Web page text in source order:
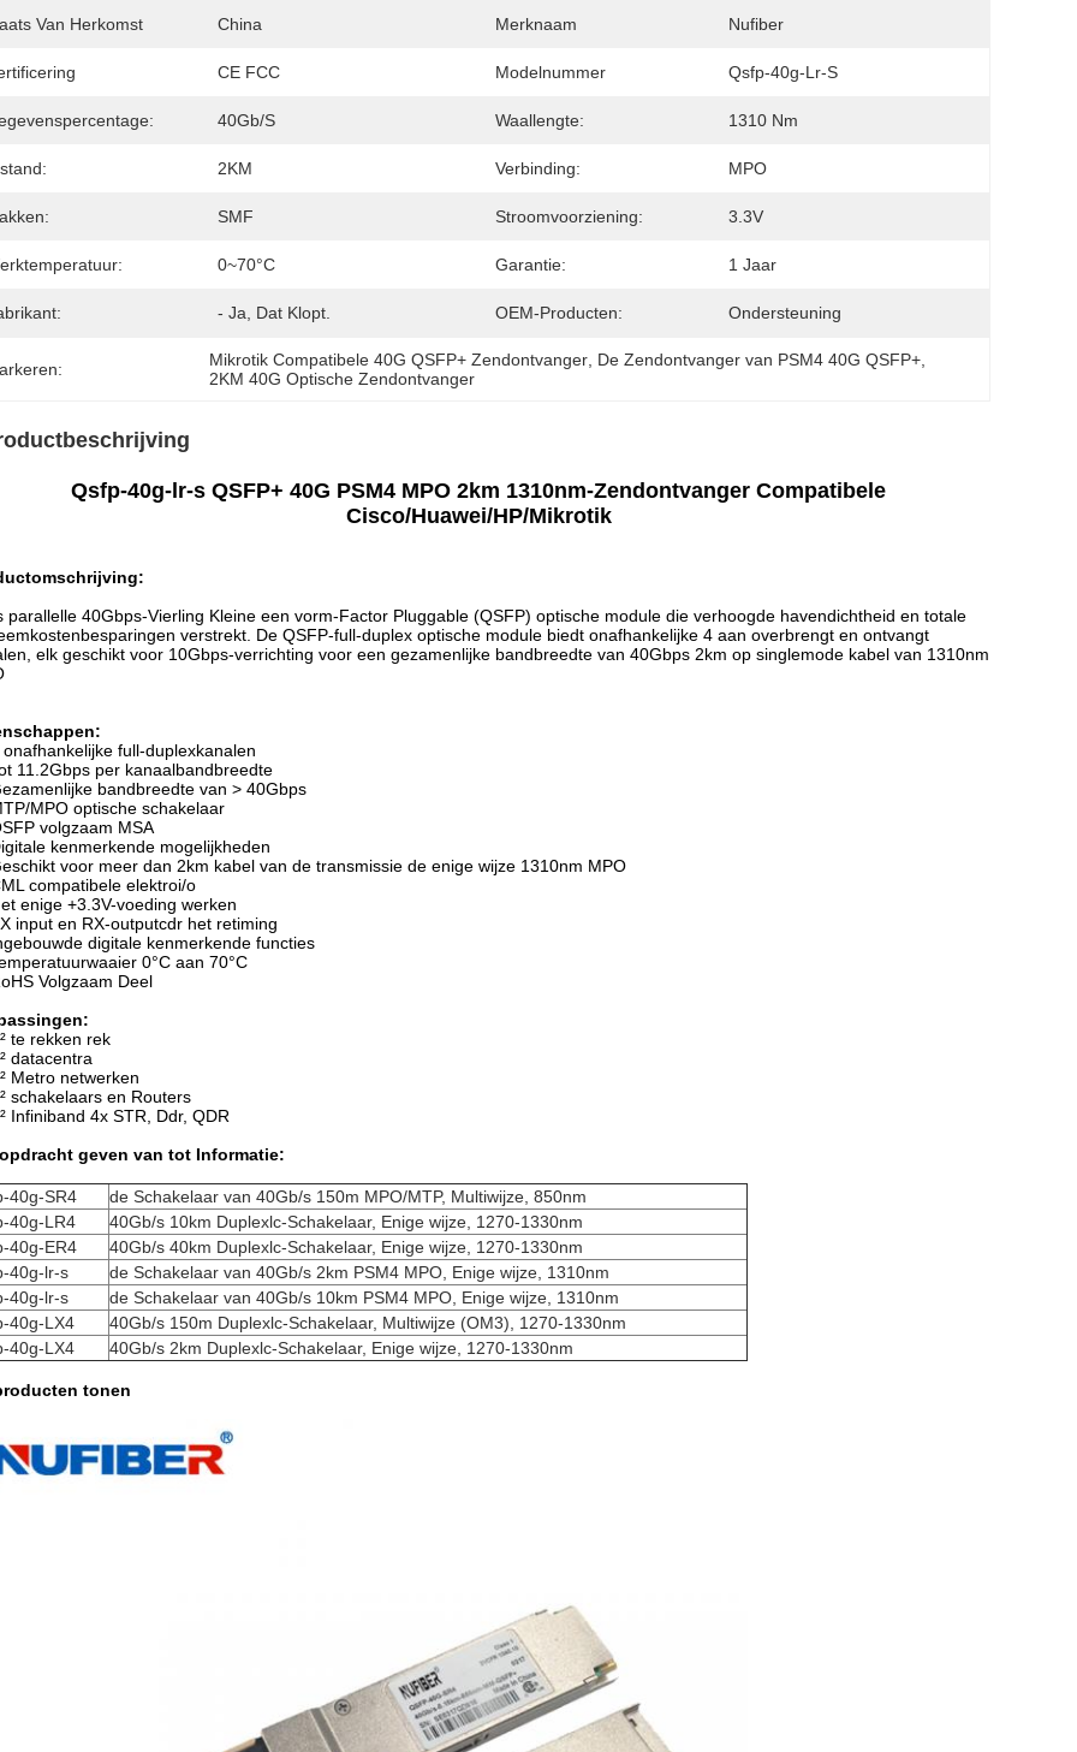
Van Herkomst China Merknaam Nufiber
CE FCC Modelnummer Qsfp-40g-Lr-S
40Gb/s Waallengte: 1310 Nm
2KM Verbinding: MPO
SMF Stroomvoorziening: 3.3V
0~70°C Garantie: 1 Jaar
- Ja, Dat Klopt. OEM-Producten: Ondersteuning
Mikrotik Compatibele 40G QSFP+ Zendontvanger De Zendontvanger van PSM4 40G QSFP+
2KM 40G Optische Zendontvanger
Qsfp-40g-lr-s QSFP+ 40G PSM4 MPO 2km 1310nm-Zendontvanger Compatibele
Cisco/Huawei/HP/Mikrotik
parallelle 40Gbps-Vierling Kleine een vorm-Factor Pluggable (QSFP) optische module die verhoogde havendichtheid en totale
verstrekt. De QSFP-full-duplex optische module biedt onafhankelijke 4 aan overbrengt en ontvangt
elk geschikt voor 10Gbps-verrichting voor een gezamenlijke bandbreedte van 40Gbps 2km op singlemode kabel van 1310nm
onafhankelijke full-duplexkanalen
11.2Gbps per kanaalbandbreedte
bandbreedte van > 40Gbps
MPO optische schakelaar
volgzaam MSA
kenmerkende mogelijkheden
voor meer dan 2km kabel van de transmissie de enige wijze 1310nm MPO
compatibele elektroi/o
enige +3.3V-voeding werken
input en RX-outputcdr het retiming
digitale kenmerkende functies
0°C aan 70°C
Volgzaam Deel
² te rekken rek
² datacentra
² Metro netwerken
² schakelaars en Routers
² Infiniband 4x STR, Ddr, QDR
geven van tot Informatie:
40g-SR4
de Schakelaar van 40Gb/s 150m MPO/MTP, Multiwijze, 850nm
40g-LR4
40Gb/s 10km Duplexlc-Schakelaar, Enige wijze, 1270-1330nm
40g-ER4
40Gb/s 40km Duplexlc-Schakelaar, Enige wijze, 1270-1330nm
40g-lr-s
de Schakelaar van 40Gb/s 2km PSM4 MPO, Enige wijze, 1310nm
40g-lr-s
de Schakelaar van 40Gb/s 10km PSM4 MPO, Enige wijze, 1310nm
40g-LX4
40Gb/s 150m Duplexlc-Schakelaar, Multiwijze (OM3),
1270-1330nm
40g-LX4
40Gb/s 2km Duplexlc-Schakelaar, Enige wijze, 1270-1330nm
tonen